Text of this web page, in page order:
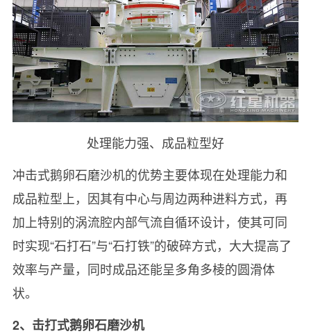
处理能力强、成品粒型好
冲击式鹅卵石磨沙机的优势主要体现在处理能力和
成品粒型上，因其有中心与周边两种进料方式，再
加上特别的涡流腔内部气流自循环设计，使其可同
时实现“石打石”与“石打铁”的破碎方式，大大提高了
效率与产量，同时成品还能呈多角多棱的圆滑体
状。
2、击打式鹅卵石磨沙机